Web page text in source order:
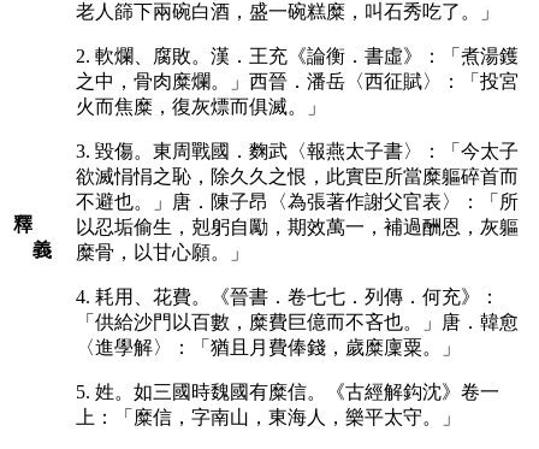
釋
義
老人篩下兩碗白酒，盛一碗糕糜，叫石秀吃了。」
2. 軟爛、腐敗。漢．王充《論衡．書虛》：「煮湯鑊
之中，骨肉糜爛。」西晉．潘岳〈西征賦〉：「投宮
火而焦糜，復灰熛而俱滅。」
3. 毀傷。東周戰國．麴武〈報燕太子書〉：「今太子
欲滅悁悁之恥，除久久之恨，此實臣所當糜軀碎首而
不避也。」唐．陳子昂〈為張著作謝父官表〉：「所
以忍垢偷生，剋躬自勵，期效萬一，補過酬恩，灰軀
糜骨，以甘心願。」
4. 耗用、花費。《晉書．卷七七．列傳．何充》：
「供給沙門以百數，糜費巨億而不吝也。」唐．韓愈
〈進學解〉：「猶且月費俸錢，歲糜廩粟。」
5. 姓。如三國時魏國有糜信。《古經解鈎沈》卷一
上：「糜信，字南山，東海人，樂平太守。」